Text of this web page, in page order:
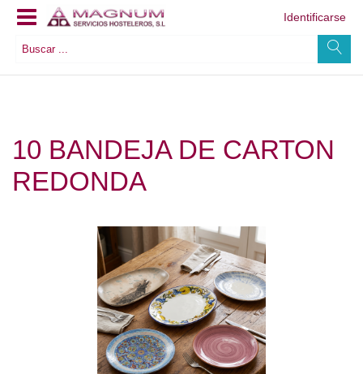
Identificarse
10 BANDEJA DE CARTON
REDONDA